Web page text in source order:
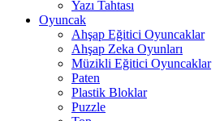
Yazı Tahtası
Oyuncak
Ahşap Eğitici Oyuncaklar
Ahşap Zeka Oyunları
Müzikli Eğitici Oyuncaklar
Paten
Plastik Bloklar
Puzzle